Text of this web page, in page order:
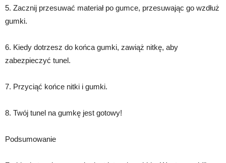
5. Zacznij przesuwać materiał po gumce, przesuwając go wzdłuż
gumki.
6. Kiedy dotrzesz do końca gumki, zawiąż nitkę, aby
zabezpieczyć tunel.
7. Przyciąć końce nitki i gumki.
8. Twój tunel na gumkę jest gotowy!
Podsumowanie